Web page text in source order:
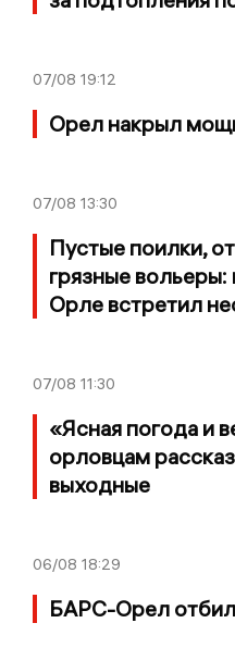
07/08 19:12
Орел накрыл
07/08 13:30
Пустые поилки,
грязные
Орле встретил
07/08 11:30
«Ясная погода и
орловцам
выходные
06/08 18:29
БАРС-Орел